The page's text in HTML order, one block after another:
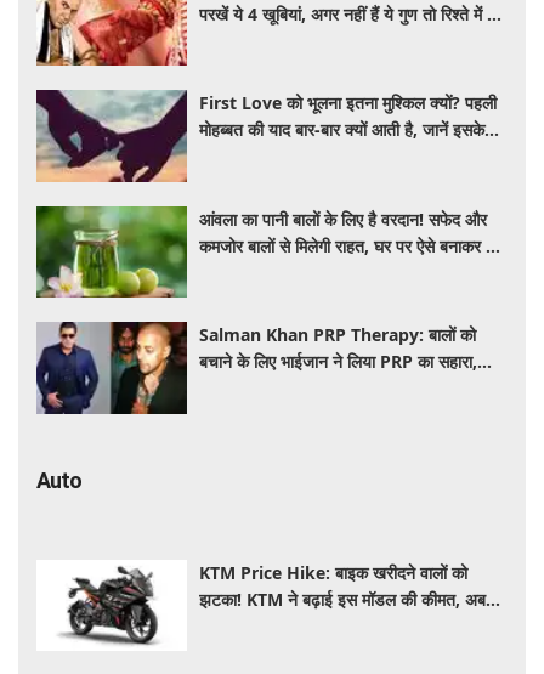
परखें ये 4 खूबियां, अगर नहीं हैं ये गुण तो रिश्ते में बढ़
First Love को भूलना इतना मुश्किल क्यों? पहली
मोहब्बत की याद बार-बार क्यों आती है, जानें इसके
आंवला का पानी बालों के लिए है वरदान! सफेद और
कमजोर बालों से मिलेगी राहत, घर पर ऐसे बनाकर करें
Salman Khan PRP Therapy: बालों को
बचाने के लिए भाईजान ने लिया PRP का सहारा,
Auto
KTM Price Hike: बाइक खरीदने वालों को
झटका! KTM ने बढ़ाई इस मॉडल की कीमत, अब